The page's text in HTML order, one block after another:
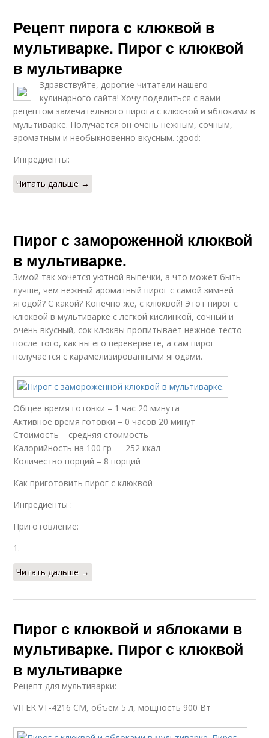
Рецепт пирога с клюквой в
мультиварке. Пирог с клюквой
в мультиварке
Здравствуйте, дорогие читатели нашего
кулинарного сайта! Хочу поделиться с вами
рецептом замечательного пирога с клюквой и яблоками в
мультиварке. Получается он очень нежным, сочным,
ароматным и необыкновенно вкусным. :good:
Ингредиенты:
Читать дальше →
Пирог с замороженной клюквой
в мультиварке.
Зимой так хочется уютной выпечки, а что может быть
лучше, чем нежный ароматный пирог с самой зимней
ягодой? С какой? Конечно же, с клюквой! Этот пирог с
клюквой в мультиварке с легкой кислинкой, сочный и
очень вкусный, сок клюквы пропитывает нежное тесто
после того, как вы его перевернете, а сам пирог
получается с карамелизированными ягодами.
Общее время готовки – 1 час 20 минута
Активное время готовки – 0 часов 20 минут
Стоимость – средняя стоимость
Калорийность на 100 гр — 252 ккал
Количество порций – 8 порций
Как приготовить пирог с клюквой
Ингредиенты :
Приготовление:
1.
Читать дальше →
Пирог с клюквой и яблоками в
мультиварке. Пирог с клюквой
в мультиварке
Рецепт для мультиварки:
VITEK VT-4216 CM, объем 5 л, мощность 900 Вт